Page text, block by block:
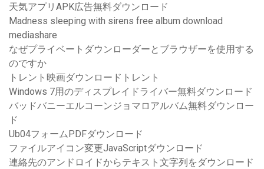
天気アプリAPK広告無料ダウンロード
Madness sleeping with sirens free album download
mediashare
なぜプライベートダウンローダーとブラウザーを使用する
のですか
トレント映画ダウンロードトレント
Windows 7用のディスプレイドライバー無料ダウンロード
バッドバニーエルコーンジョマロアルバム無料ダウンロー
ド
Ub04フォームPDFダウンロード
ファイルアイコン変更JavaScriptダウンロード
連絡先のアンドロイドからテキスト文字列をダウンロード